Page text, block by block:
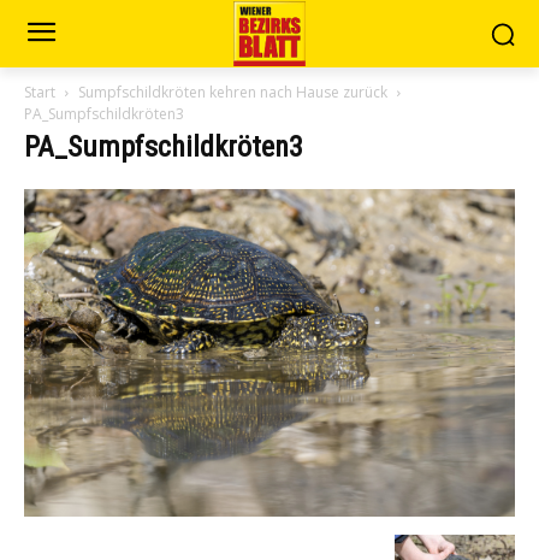
Start
Sumpfschildkröten kehren nach Hause zurück
PA_Sumpfschildkröten3
PA_Sumpfschildkröten3